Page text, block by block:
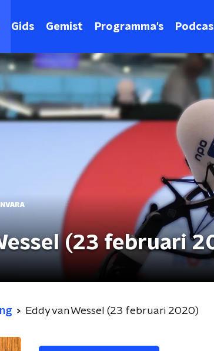
Gids Gemist Programma's
(23 februari
Eddy van Wessel (23 februari 2020)